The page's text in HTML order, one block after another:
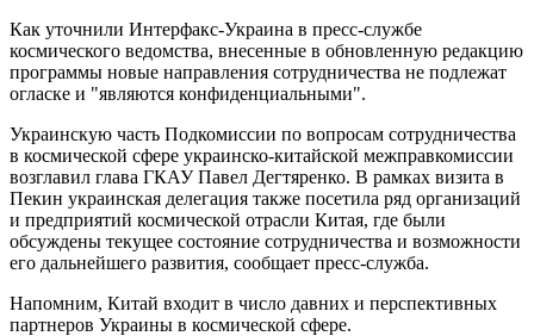
Как уточнили Интерфакс-Украина в пресс-службе
космического ведомства, внесенные в обновленную редакцию
программы новые направления сотрудничества не подлежат
огласке и "являются конфиденциальными".
Украинскую часть Подкомиссии по вопросам сотрудничества
в космической сфере украинско-китайской межправкомиссии
возглавил глава ГКАУ Павел Дегтяренко. В рамках визита в
Пекин украинская делегация также посетила ряд организаций
и предприятий космической отрасли Китая, где были
обсуждены текущее состояние сотрудничества и возможности
его дальнейшего развития, сообщает пресс-служба.
Напомним, Китай входит в число давних и перспективных
партнеров Украины в космической сфере.